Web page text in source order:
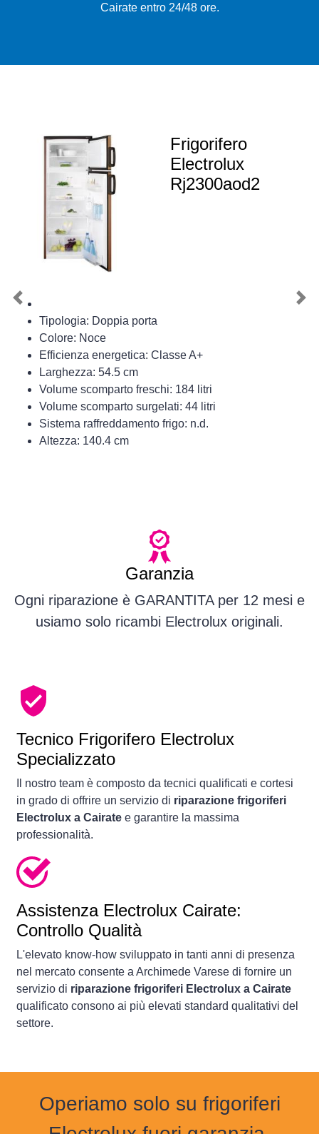
Cairate entro 24/48 ore.
Frigorifero
Electrolux
Rj2300aod2
Tipologia: Doppia porta
Colore: Noce
Efficienza energetica: Classe A+
Larghezza: 54.5 cm
Volume scomparto freschi: 184 litri
Volume scomparto surgelati: 44 litri
Sistema raffreddamento frigo: n.d.
Altezza: 140.4 cm
Previous
Garanzia
Ogni riparazione è GARANTITA per 12 mesi e
usiamo solo ricambi Electrolux originali.
Tecnico Frigorifero Electrolux
Specializzato
Il nostro team è composto da tecnici qualificati e cortesi
in grado di offrire un servizio di riparazione frigoriferi
Electrolux a Cairate e garantire la massima
professionalità.
Assistenza Electrolux Cairate:
Controllo Qualità
L'elevato know-how sviluppato in tanti anni di presenza
nel mercato consente a Archimede Varese di fornire un
servizio di riparazione frigoriferi Electrolux a Cairate
qualificato consono ai più elevati standard qualitativi del
settore.
Operiamo solo su frigoriferi